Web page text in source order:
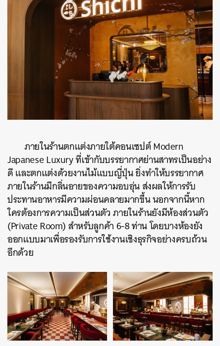
ภายในร้านตกแต่งภายใต้คอนเซปต์ Modern
Japanese Luxury ที่เข้ากับบรรยากาศย่านสาทรเป็นอย่าง
ดี และตกแต่งด้วยงานไม้แบบญี่ปุ่น ยิ่งทำให้บรรยากาศ
ภายในร้านมีกลิ่นอายของความอบอุ่น ส่งผลให้การรับ
ประทานอาหารมีความผ่อนคลายมากขึ้น นอกจากนี้หาก
ใครต้องการความเป็นส่วนตัว ภายในร้านยังมีห้องส่วนตัว
(Private Room) สำหรับลูกค้า 6-8 ท่าน โดยบางห้องยัง
ออกแบบมาเพื่อรองรับการใช้งานเชิงธุรกิจอย่างครบถ้วน
อีกด้วย